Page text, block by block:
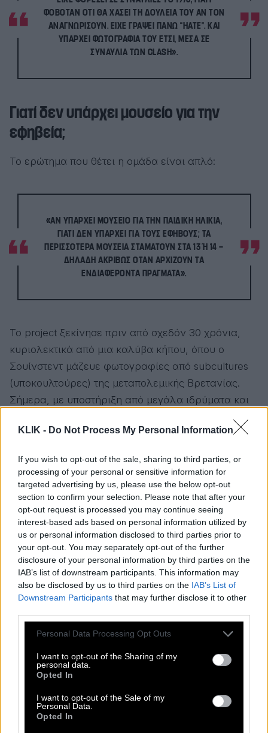
KLIK - Do Not Process My Personal Information
If you wish to opt-out of the sale, sharing to third parties, or
processing of your personal or sensitive information for
targeted advertising by us, please use the below opt-out
section to confirm your selection. Please note that after your
opt-out request is processed you may continue seeing
interest-based ads based on personal information utilized by
us or personal information disclosed to third parties prior to
your opt-out. You may separately opt-out of the further
disclosure of your personal information by third parties on the
IAB’s list of downstream participants. This information may
also be disclosed by us to third parties on the IAB’s List of
Downstream Participants that may further disclose it to other
Please note that this website/app uses one or more Google
not limited to your visit or usage behaviour. You may click to
grant or deny consent to Google and its third-party tags to
use your data for below specified purposes in below Google
consent section.
Personal Data Processing Opt Outs
I want to opt-out of the Sharing of my
personal data.
Opted In
I want to opt-out of the Sale of my
Personal Data.
Opted In
ΦΟΒΌΤΑΝ ΌΤΙ ΘΑ ΧΆΣΕΙ ΤΗ ΔΟΥΛΕΙΆ ΤΟΥ ΑΝ ΤΟΝ
ΑΝΑΓΝΩΡΊΣΟΥΝ. ΕΊΧΕ ΓΡΆΨΕΙ ΠΆΝΩ “HATE”. ΚΑΙ
ΥΠΆΡΧΕΙ ΦΩΤΟΓΡΑΦΊΑ ΤΟΥ ΈΤΣΙ, ΜΈΣΑ ΣΕ
ΣΥΝΑΥΛΊΑ ΤΩΝ CLASH».
Γιατί δεν υπάρχει μουσείο για την
εφηβεία;
Το ερώτημα που θέτει η ομάδα είναι απλό:
«ΑΝ ΥΠΆΡΧΕΙ ΜΟΥΣΕΊΟ ΓΙΑ ΤΗΝ ΠΑΙΔΙΚΉ ΗΛΙΚΊΑ,
ΓΙΑΤΊ ΔΕΝ ΥΠΆΡΧΕΙ ΓΙΑ ΤΟΥΣ ΕΦΉΒΟΥΣ; ΤΑ
ΠΕΡΙΣΣΌΤΕΡΑ ΜΟΥΣΕΊΑ ΣΤΑΜΑΤΟΎΝ ΣΤΑ 13 Ή 14 — Δ
ΗΛΑΔΉ ΑΚΡΙΒΏΣ ΌΤΑΝ ΑΡΧΊΖΟΥΝ ΤΑ Ε
ΝΔΙΑΦΈΡΟΝΤΑ ΠΡΆΓΜΑΤΑ».
Το project ξεκίνησε πριν από σχεδόν 30 χρόνια,
κυριολεκτικά από μια καλύβα κήπου, όπου ο
Σουίνστεντ μάζευε φωτογραφίες από subcultures
(υποκουλτούρες) της μεταπολεμικής Βρετανίας.
Σήμερα, με υποστήριξη από μεγάλα ιδρύματα και
ένα 20ετές συμβόλαιο, το μουσείο φιλοδοξεί να
γίνει μόνιμο σημείο αναφοράς.